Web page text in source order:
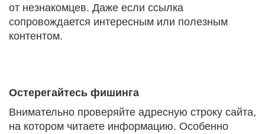
от незнакомцев. Даже если ссылка
сопровождается интересным или полезным
контентом.
Остерегайтесь фишинга
Внимательно проверяйте адресную строку сайта,
на котором читаете информацию. Особенно